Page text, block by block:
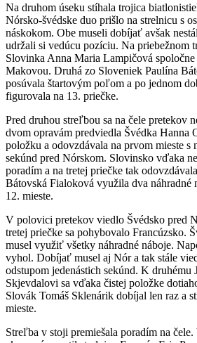
Na druhom úseku stíhala trojica
Nórsko-švédske duo prišlo na strelnicu s
náskokom. Obe museli dobíjať avšak
udržali si vedúcu pozíciu. Na priebežnom
Slovinka Anna Maria Lampičová
Makovou. Druhá zo Sloveniek Paulína
posúvala štartovým poľom a po jednom
figurovala na 13. priečke.
Pred druhou streľbou sa na čele pretekov
dvom opravám predviedla Švédka Hanna
položku a odovzdávala na prvom mieste s
sekúnd pred Nórskom. Slovinsko vďaka
poradím a na tretej priečke tak
Bátovská Fialoková využila dva náhradné
12. mieste.
V polovici pretekov viedlo Švédsko pred
tretej priečke sa pohybovalo Francúzsko.
musel využiť všetky náhradné náboje.
vyhol. Dobíjať musel aj Nór a tak stále
odstupom jedenástich sekúnd. K druhému
Skjevdalovi sa vďaka čistej položke
Slovák Tomáš Sklenárik dobíjal len raz a
mieste.
Streľba v stoji premiešala poradím na